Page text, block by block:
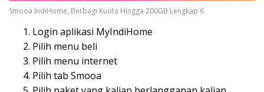
Smooa IndiHome, Berbagi Kuota Hingga 200GB Lengkap 6
Login aplikasi MyIndiHome
Pilih menu beli
Pilih menu internet
Pilih tab Smooa